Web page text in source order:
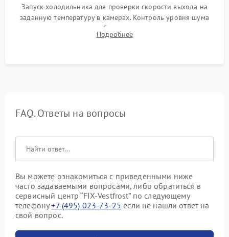
Запуск холодильника для проверки скорости выхода на
заданную температуру в камерах. Контроль уровня шума
компрессора, отсутствия обмерзания стенок и корректного
срабатывания системы автоматической оттайки.
Подробнее
FAQ. Ответы на вопросы
Вы можете ознакомиться с приведенными ниже
часто задаваемыми вопросами, либо обратиться в
сервисный центр “FIX-Vestfrost” по следующему
телефону+7 (495) 023-73-25 если не нашли ответ на
свой вопрос.